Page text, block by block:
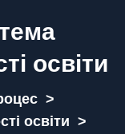
освіти
>
освіти >